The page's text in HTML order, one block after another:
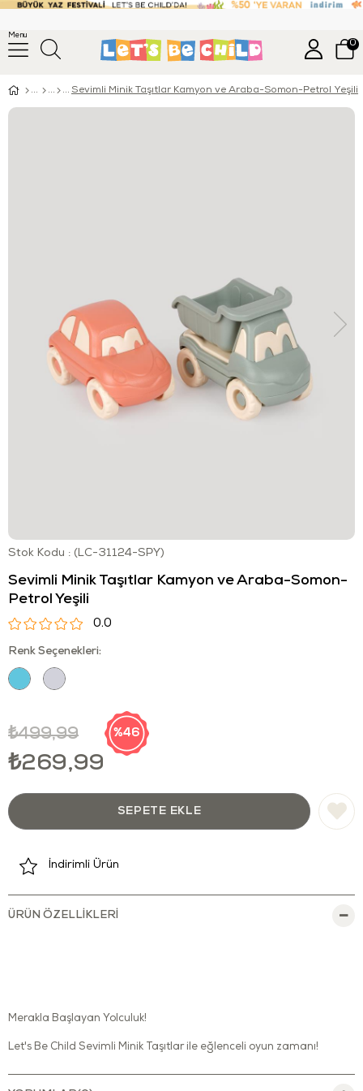
Menu
0
Sevimli Minik Taşıtlar Kamyon ve Araba-Somon-Petrol Yeşili
Stok Kodu (LC-31124-SPY)
Sevimli Minik Taşıtlar Kamyon ve Araba-Somon-
Petrol Yeşili
0.0
Renk Seçenekleri:
₺499,99
₺269,99
46
İndirimli Ürün
ÜRÜN ÖZELLIKLERI
Merakla Başlayan Yolculuk!
Let's Be Child Sevimli Minik Taşıtlar ile eğlenceli oyun zamanı!